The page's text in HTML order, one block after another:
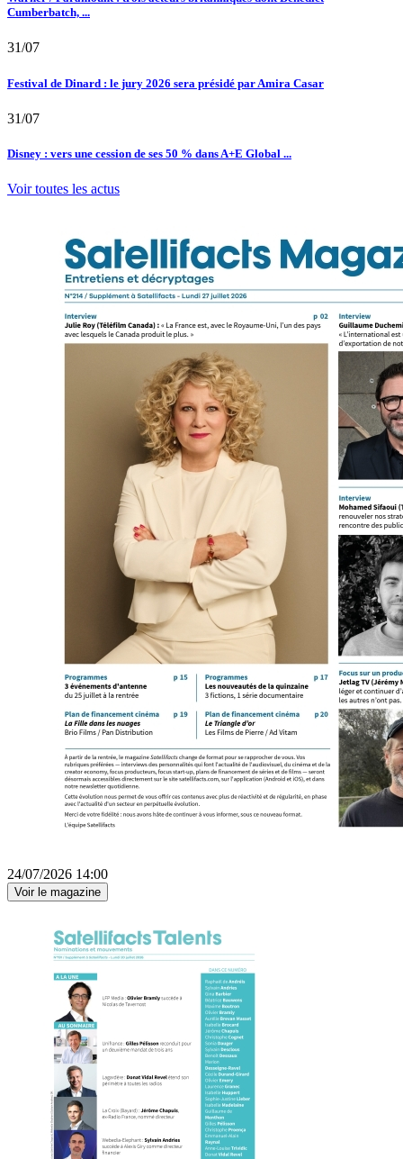
Cumberbatch, ...
31/07
Festival de Dinard : le jury 2026 sera présidé par Amira Casar
31/07
Disney : vers une cession de ses 50 % dans A+E Global ...
Voir toutes les actus
24/07/2026 14:00
Voir le magazine